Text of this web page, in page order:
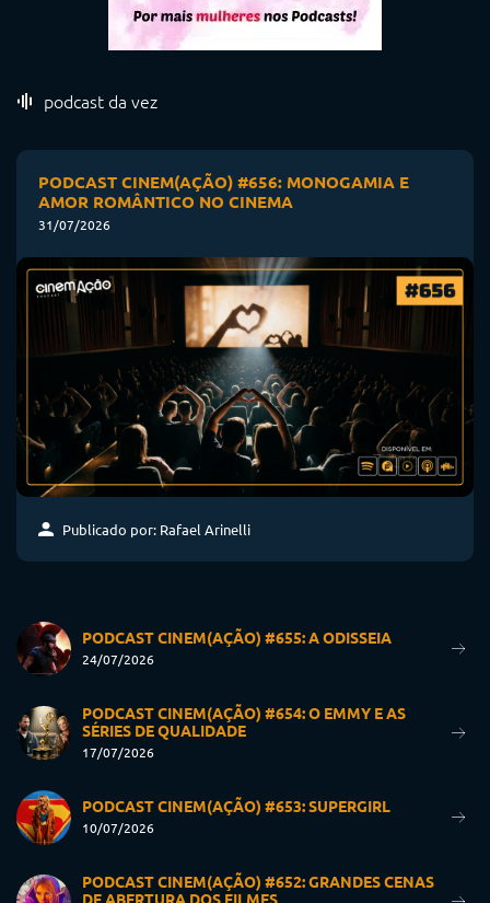
podcast da vez
PODCAST CINEM(AÇÃO) #656: MONOGAMIA E
AMOR ROMÂNTICO NO CINEMA
31/07/2026
Publicado por: Rafael Arinelli
PODCAST CINEM(AÇÃO) #655: A ODISSEIA
24/07/2026
PODCAST CINEM(AÇÃO) #654: O EMMY E AS
SÉRIES DE QUALIDADE
17/07/2026
PODCAST CINEM(AÇÃO) #653: SUPERGIRL
10/07/2026
PODCAST CINEM(AÇÃO) #652: GRANDES CENAS
DE ABERTURA DOS FILMES